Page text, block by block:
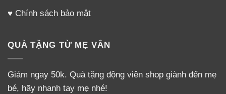
♥ Chính sách bảo mật
QUÀ TẶNG TỪ MẸ VÂN
Giảm ngay 50k. Quà tặng động viên shop giành đến mẹ
bé, hãy nhanh tay mẹ nhé!